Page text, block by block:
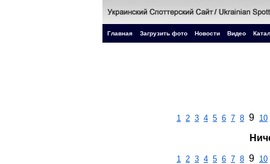
Главная Загрузить фото Новости Видео
1 2 3 4 5 6 7 8 9 10
1 2 3 4 5 6 7 8 9 10